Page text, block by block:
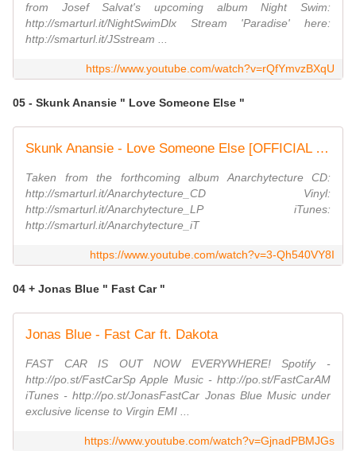
from Josef Salvat's upcoming album Night Swim:
http://smarturl.it/NightSwimDlx Stream 'Paradise' here:
http://smarturl.it/JSstream ...
https://www.youtube.com/watch?v=rQfYmvzBXqU
05 - Skunk Anansie " Love Someone Else "
Skunk Anansie - Love Someone Else [OFFICIAL VIDEO]
Taken from the forthcoming album Anarchytecture CD:
http://smarturl.it/Anarchytecture_CD Vinyl:
http://smarturl.it/Anarchytecture_LP iTunes:
http://smarturl.it/Anarchytecture_iT
https://www.youtube.com/watch?v=3-Qh540VY8I
04 + Jonas Blue " Fast Car "
Jonas Blue - Fast Car ft. Dakota
FAST CAR IS OUT NOW EVERYWHERE! Spotify -
http://po.st/FastCarSp Apple Music - http://po.st/FastCarAM
iTunes - http://po.st/JonasFastCar Jonas Blue Music under
exclusive license to Virgin EMI ...
https://www.youtube.com/watch?v=GjnadPBMJGs